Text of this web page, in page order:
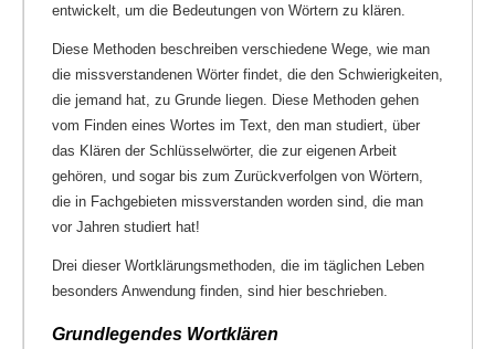
entwickelt, um die Bedeutungen von Wörtern zu klären.
Diese Methoden beschreiben verschiedene Wege, wie man
die missverstandenen Wörter findet, die den Schwierigkeiten,
die jemand hat, zu Grunde liegen. Diese Methoden gehen
vom Finden eines Wortes im Text, den man studiert, über
das Klären der Schlüsselwörter, die zur eigenen Arbeit
gehören, und sogar bis zum Zurückverfolgen von Wörtern,
die in Fachgebieten missverstanden worden sind, die man
vor Jahren studiert hat!
Drei dieser Wortklärungsmethoden, die im täglichen Leben
besonders Anwendung finden, sind hier beschrieben.
Grundlegendes Wortklären